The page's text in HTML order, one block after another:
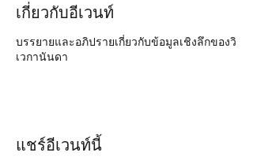
เกี่ยวกับอีเวนท์
บรรยายและอภิปรายเกี่ยวกับข้อมูลเชิงลึกของวิ
เวกานันดา
แชร์อีเวนท์นี้